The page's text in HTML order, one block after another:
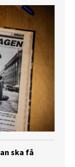
ska få